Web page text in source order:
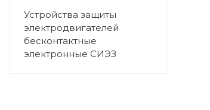
Устройства защиты
электродвигателей
бесконтактные
электронные СИЭЗ